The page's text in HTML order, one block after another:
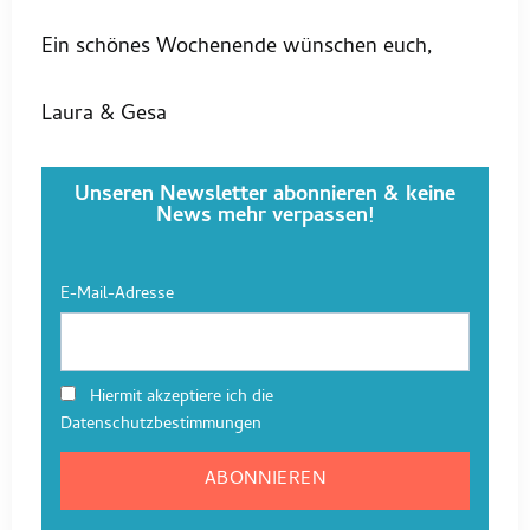
Ein schönes Wochenende wünschen euch,
Laura & Gesa
Unseren Newsletter abonnieren & keine
News mehr verpassen!
E-Mail-Adresse
Hiermit akzeptiere ich die
Datenschutzbestimmungen